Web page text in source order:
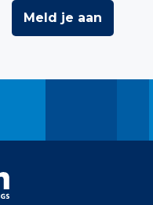
Meld je aan